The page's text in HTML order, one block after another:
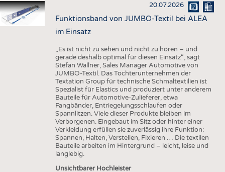
20.07.2026
Funktionsband von JUMBO-Textil bei ALEA
im Einsatz
„Es ist nicht zu sehen und nicht zu hören – und
gerade deshalb optimal für diesen Einsatz“, sagt
Stefan Wallner, Sales Manager Automotive von
JUMBO-Textil. Das Tochterunternehmen der
Textation Group für technische Schmaltextilien ist
Spezialist für Elastics und produziert unter anderem
Bauteile für Automotive-Zulieferer, etwa
Fangbänder, Entriegelungsschlaufen oder
Spannlitzen. Viele dieser Produkte bleiben im
Verborgenen. Eingebaut im Sitz oder hinter einer
Verkleidung erfüllen sie zuverlässig ihre Funktion:
Spannen, Halten, Verstellen, Fixieren … Die textilen
Bauteile arbeiten im Hintergrund – leicht, leise und
langlebig.
Unsichtbarer Hochleister